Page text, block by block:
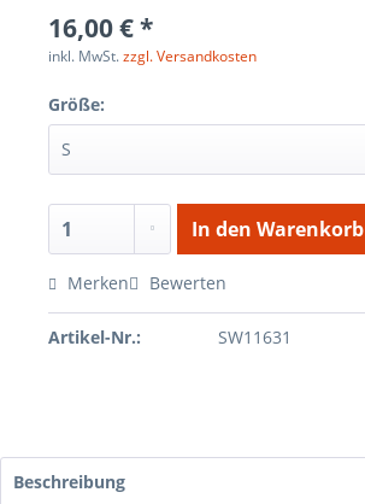
16,00 € *
inkl. MwSt.zzgl. Versandkosten
Größe:
In den Warenkorb
Merken Bewerten
Artikel-Nr.: SW11631
Beschreibung